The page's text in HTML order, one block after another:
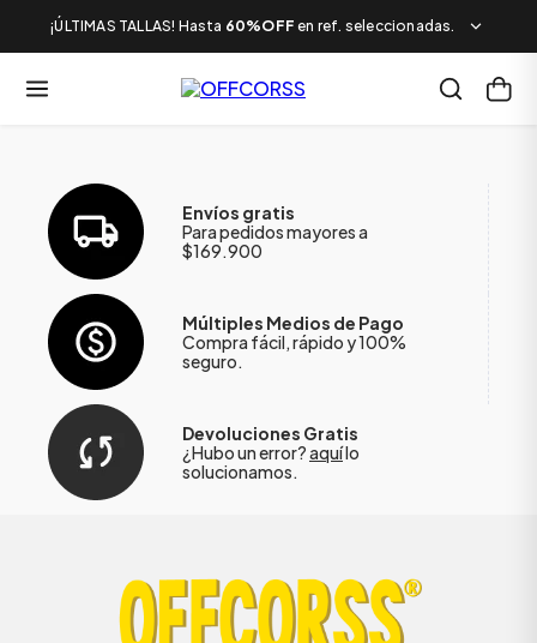
¡ÚLTIMAS TALLAS! Hasta 60%OFF en ref. seleccionadas.
Envíos gratis
Para pedidos mayores a
$169.900
Múltiples Medios de Pago
Compra fácil, rápido y 100%
seguro.
Devoluciones Gratis
¿Hubo un error?aquílo
solucionamos.